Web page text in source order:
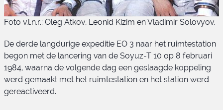
Foto v.l.n.r.: Oleg Atkov, Leonid Kizim en Vladimir Solovyov.
De derde langdurige expeditie EO 3 naar het ruimtestation
begon met de lancering van de Soyuz-T 10 op 8 februari
1984, waarna de volgende dag een geslaagde koppeling
werd gemaakt met het ruimtestation en het station werd
gereactiveerd.